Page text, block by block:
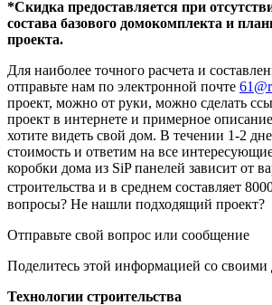
*Скидка предоставляется при
состава базового домокомплекта и
проекта.
Для наиболее точного расчета и
отправьте нам по электронной почте
проект, можно от руки, можно сделать
проект в интернете и примерное
хотите видеть свой дом. В течении 1-2
стоимость и ответим на все
коробки дома из SiP панелей зависит от
строительства и в среднем составляет
вопросы? Не нашли подходящий проект?
Отправьте свой вопрос или сообщение
Поделитесь этой информацией со своими
Технологии строительства